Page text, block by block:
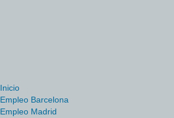
Inicio
Empleo Barcelona
Empleo Madrid